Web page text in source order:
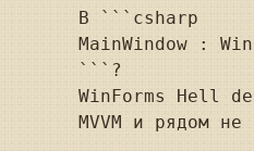
В ```csharp
MainWindow :
```?
WinForms Hell